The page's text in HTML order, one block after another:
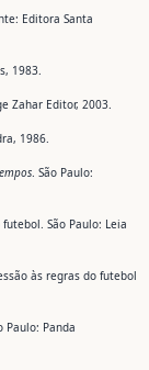
Editora Santa
1983.
Zahar Editor, 2003.
1986.
. São Paulo:
São Paulo: Leia
às regras do futebol
Paulo: Panda